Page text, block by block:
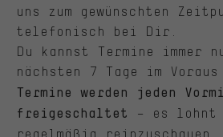
uns zum gewünschten
telefonisch bei Dir.
Du kannst Termine immer
nächsten 7 Tage im
Termine werden jeden
freigeschaltet
– es lohnt
regelmäßig reinzuschauen.